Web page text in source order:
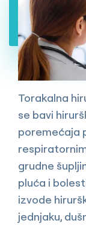
Torakalna
se bavi
poremećaja
grudne
pluća i
izvode
jednjaku,